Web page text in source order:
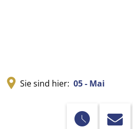
Sie sind hier: 05 - Mai